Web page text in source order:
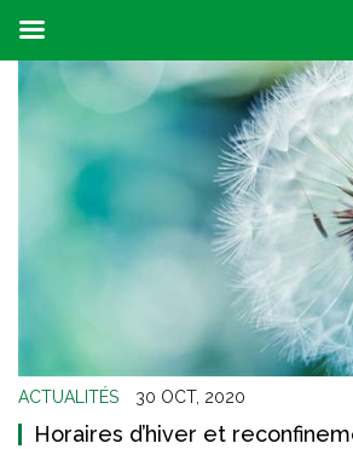
ACTUALITÉS 30 OCT, 2020
Horaires d’hiver et